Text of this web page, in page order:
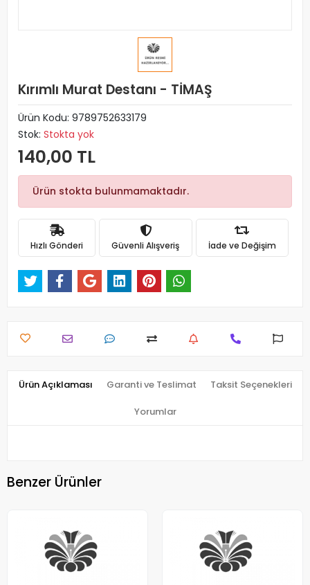
Kırımlı Murat Destanı - TİMAŞ
Ürün Kodu: 9789752633179
Stok: Stokta yok
140,00 TL
Ürün stokta bulunmamaktadır.
Hızlı Gönderi Güvenli Alışveriş İade ve Değişim
Ürün Açıklaması Garanti ve Teslimat Taksit Seçenekleri
Yorumlar
Benzer Ürünler